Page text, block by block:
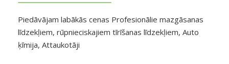
Piedāvājam labākās cenas Profesionālie mazgāsanas
līdzekļiem, rūpnieciskajiem tīrīšanas līdzekļiem, Auto
ķīmija, Attaukotāji